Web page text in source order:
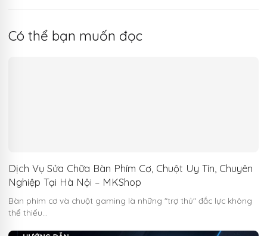
Có thể bạn muốn đọc
Dịch Vụ Sửa Chữa Bàn Phím Cơ, Chuột Uy Tín, Chuyên
Nghiệp Tại Hà Nội – MKShop
Bàn phím cơ và chuột gaming là những "trợ thủ" đắc lực không
thể thiếu…